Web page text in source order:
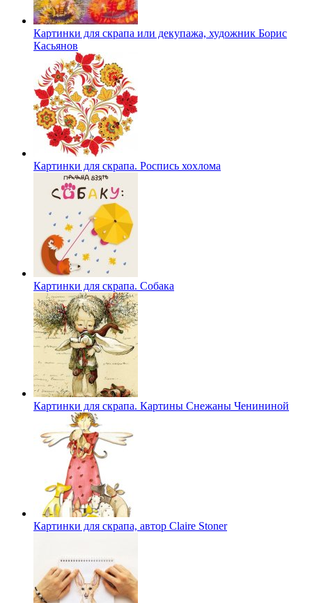
Картинки для скрапа или декупажа, художник Борис
Касьянов
Картинки для скрапа. Роспись хохлома
Картинки для скрапа. Собака
Картинки для скрапа. Картины Снежаны Ченининой
Картинки для скрапа, автор Claire Stoner